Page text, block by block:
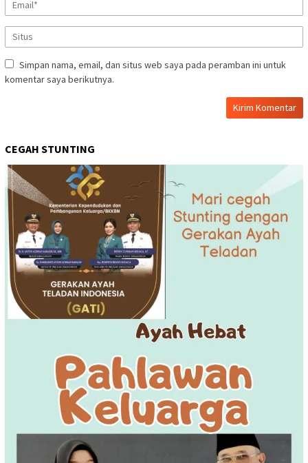
Simpan nama, email, dan situs web saya pada peramban ini untuk
komentar saya berikutnya.
CEGAH STUNTING